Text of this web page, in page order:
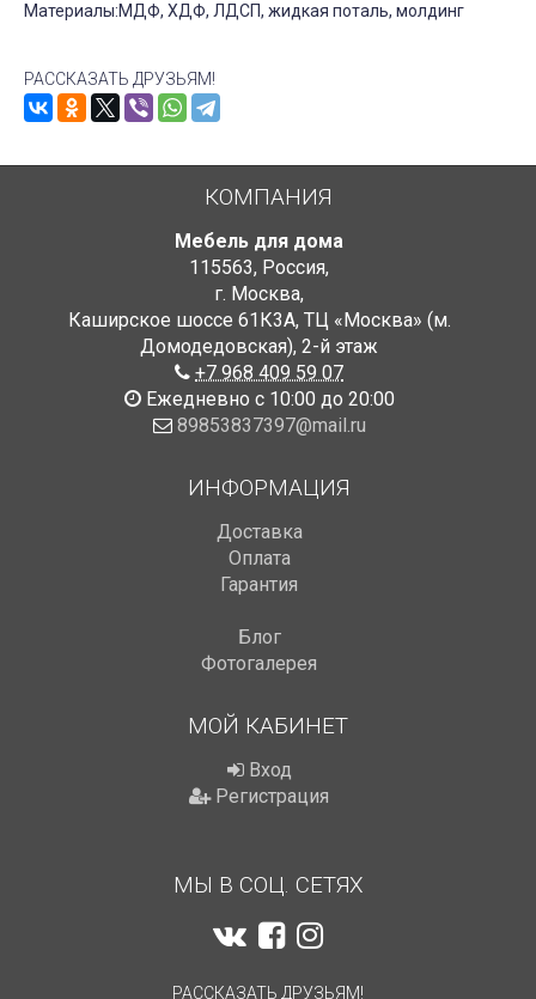
Материалы:МДФ, ХДФ, ЛДСП, жидкая поталь, молдинг
РАССКАЗАТЬ ДРУЗЬЯМ!
КОМПАНИЯ
Мебель для дома
115563, Россия,
г. Москва,
Каширское шоссе 61К3А, ТЦ «Москва» (м.
Домодедовская), 2-й этаж
+7 968 409 59 07
Ежедневно с 10:00 до 20:00
89853837397@mail.ru
ИНФОРМАЦИЯ
Доставка
Оплата
Гарантия
Блог
Фотогалерея
МОЙ КАБИНЕТ
Вход
Регистрация
МЫ В СОЦ. СЕТЯХ
РАССКАЗАТЬ ДРУЗЬЯМ!